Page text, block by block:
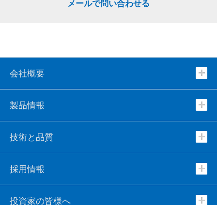
メールで問い合わせる
会社概要
製品情報
技術と品質
採用情報
投資家の皆様へ